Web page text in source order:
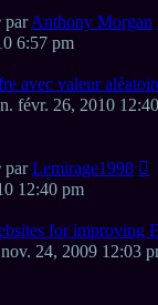
parAnthony Morgan
6:57 pm
avec valeur
févr. 26, 2010
parLemirage1998
12:40 pm
for improving
24, 2009 12:03